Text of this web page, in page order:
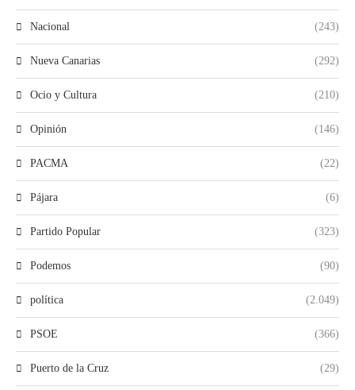
Nacional (243)
Nueva Canarias (292)
Ocio y Cultura (210)
Opinión (146)
PACMA (22)
Pájara (6)
Partido Popular (323)
Podemos (90)
política (2.049)
PSOE (366)
Puerto de la Cruz (29)